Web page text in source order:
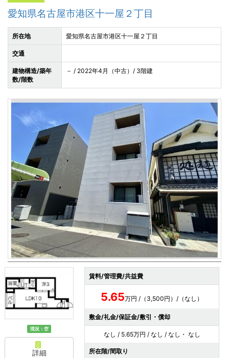
愛知県名古屋市港区十一屋２丁目
所在地 愛知県名古屋市港区十一屋２丁目
交通
建物構造/築年
数/階数
－ / 2022年4月（中古）/ 3階建
現況：空
詳細
賃料/管理費/共益費
5.65万円 /（3,500円）/（なし）
敷金/礼金/保証金/敷引・償却
なし / 5.65万円 / なし / なし・ なし
所在階/間取り